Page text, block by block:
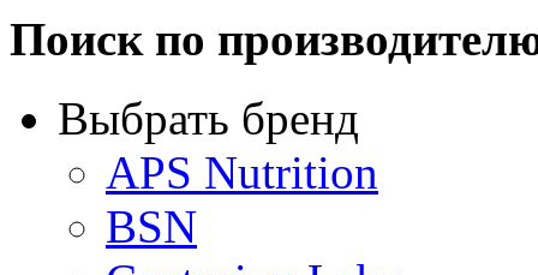
Поиск по
Выбрать бренд
APS Nutrition
BSN